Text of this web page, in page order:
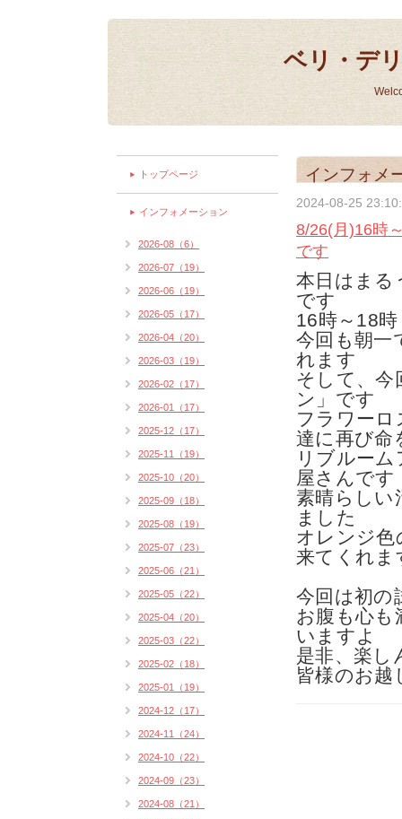
ベリ・デ
インフォメ
2024-08-25
8/26(月)16時
です
本日はまる
です
16時～18時
今回も朝一
れます
そして、今
ン」です
フラワーロ
達に再び命
リブルー
屋さんです
素晴らしい
ました
オレンジ色
来てくれま
今回は初の
お腹も心も
いますよ
是非、楽し
皆様のお
トップページ
インフォメーション
2026-08（6）
2026-07（19）
2026-06（19）
2026-05（17）
2026-04（20）
2026-03（19）
2026-02（17）
2026-01（17）
2025-12（17）
2025-11（19）
2025-10（20）
2025-09（18）
2025-08（19）
2025-07（23）
2025-06（21）
2025-05（22）
2025-04（20）
2025-03（22）
2025-02（18）
2025-01（19）
2024-12（17）
2024-11（24）
2024-10（22）
2024-09（23）
2024-08（21）